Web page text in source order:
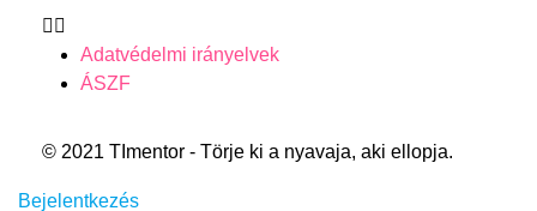
Adatvédelmi irányelvek
ÁSZF
© 2021 TImentor - Törje ki a nyavaja, aki ellopja.
Bejelentkezés